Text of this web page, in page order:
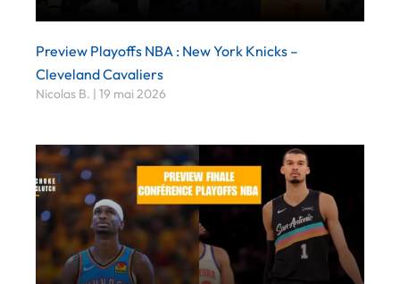
Preview Playoffs NBA : New York Knicks –
Cleveland Cavaliers
Nicolas B. 19 mai 2026